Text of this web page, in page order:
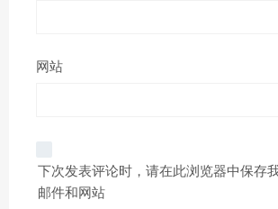
网站
下次发表评论时，请在此浏览器中保存
邮件和网站